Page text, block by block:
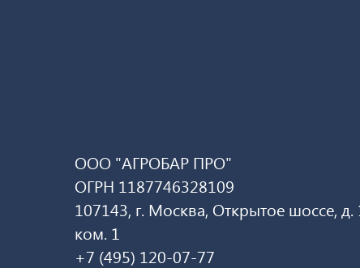
ООО "АГРОБАР ПРО"
ОГРН 1187746328109
107143, г. Москва, Открытое шоссе, д.
ком. 1
+7 (495) 120-07-77